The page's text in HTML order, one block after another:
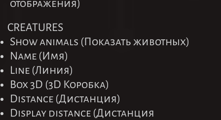
отображения)
CREATURES
Show animals (Показать животных)
Name (Имя)
Line (Линия)
Box 3D (3D Коробка)
Distance (Дистанция)
Display distance (Дистанция